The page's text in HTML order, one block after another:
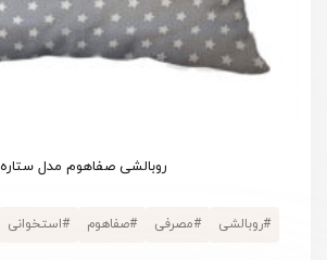
روبالشی صفاهوم مدل ستاره
#روبالشی #مصرفی #صفاهوم #استخوانی